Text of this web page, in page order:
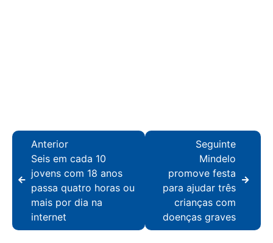
Anterior
Seis em cada 10
jovens com 18 anos
passa quatro horas ou
mais por dia na
internet
Seguinte
Mindelo
promove festa
para ajudar três
crianças com
doenças graves